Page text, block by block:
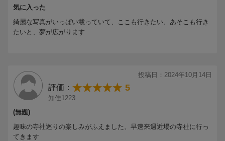
●九州・沖縄
高良大社 （福岡）／ 祐徳稲荷神社 （佐賀）／ 寿福寺 （長崎）／
●御朱印の基礎講座
御朱印の頂き方／神様プロフィール／釈迦の教えの基本 ほか
予告なく一部内容が変更される可能性もあります。予めご了承く
ださい。
気に入った
綺麗な写真がいっぱい載っていて、ここも行きたい、あそこも行き
たいと、夢が広がります
投稿日：2024年10月14日
評価： 5
知佳1223
(無題)
趣味の寺社巡りの楽しみがふえました、早速来週近場の寺社に行っ
てきます